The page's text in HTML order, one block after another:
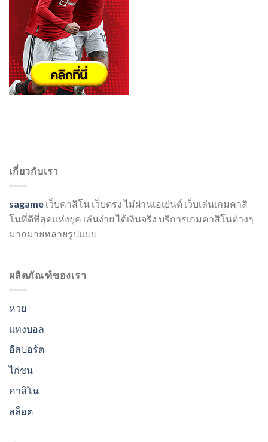
เกี่ยวกับเรา
sagame เว็บคาสิโน เว็บตรง ไม่ผ่านเอเย่นต์ เว็บเล่นเกมคาสิ
โนที่ดีที่สุดแห่งยุค เล่นง่าย ได้เงินจริง บริการเกมคาสิโนต่างๆ
มากมายหลายรูปแบบ
ผลิตภัณฑ์ของเรา
หวย
แทงบอล
อีสปอร์ต
ไก่ชน
คาสิโน
สล็อต